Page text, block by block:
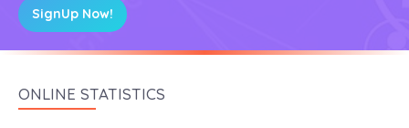
SignUp Now!
ONLINE STATISTICS